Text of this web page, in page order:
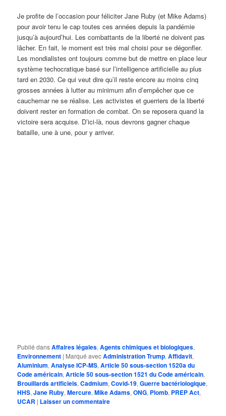
Je profite de l’occasion pour féliciter Jane Ruby (et Mike Adams)
pour avoir tenu le cap toutes ces années depuis la pandémie
jusqu’à aujourd’hui. Les combattants de la liberté ne doivent pas
lâcher. En fait, le moment est très mal choisi pour se dégonfler.
Les mondialistes ont toujours comme but de mettre en place leur
système techocratique basé sur l’intelligence artificielle au plus
tard en 2030. Ce qui veut dire qu’il reste encore au moins cinq
grosses années à lutter au minimum afin d’empêcher que ce
cauchemar ne se réalise. Les activistes et guerriers de la liberté
doivent rester en formation de combat. On se reposera quand la
victoire sera acquise. D’ici-là, nous devrons gagner chaque
bataille, une à une, pour y arriver.
Publié dansAffaires légales,Agents chimiques et biologiques,
Environnement | Marqué avecAdministration Trump,Affidavit,
Aluminium,Analyse ICP-MS,Article 50 sous-section 1520a du
Code américain,Article 50 sous-section 1521 du Code américain,
Brouillards artificiels,Cadmium,Covid-19,Guerre bactériologique,
HHS,Jane Ruby,Mercure,Mike Adams,ONG, Plomb, PREP Act,
UCAR | Laisser un commentaire